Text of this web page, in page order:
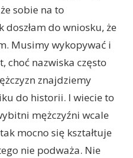
sobie na to
doszłam do wniosku, że
Musimy wykopywać i
choć nazwiska często
znajdziemy
do historii. I wiecie to
mężczyźni wcale
mocno się kształtuje
nie podważa. Nie